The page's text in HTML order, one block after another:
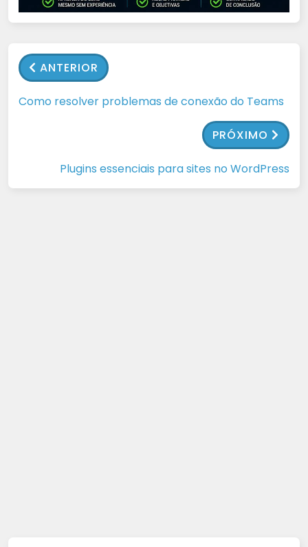
ANTERIOR
Como resolver problemas de conexão do Teams
PRÓXIMO
Plugins essenciais para sites no WordPress